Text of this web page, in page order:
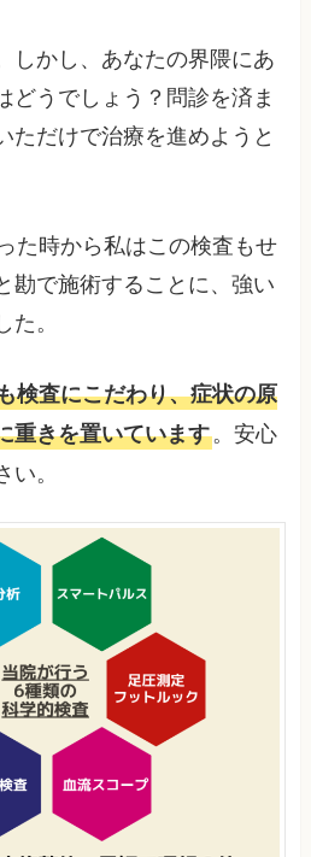
しかし、あなたの界隈にあ
どうでしょう？問診を済ま
ただけで治療を進めようと
た時から私はこの検査もせ
勘で施術することに、強い
。
検査にこだわり、症状の原
重きを置いています。安心
。